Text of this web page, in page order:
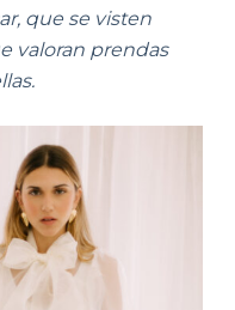
que se visten
valoran prendas